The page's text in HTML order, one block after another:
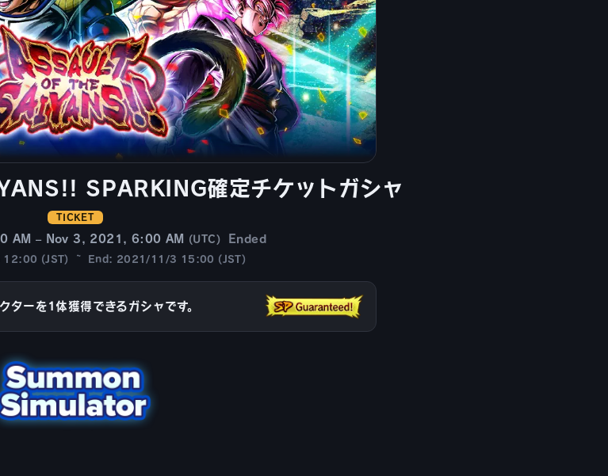
SPARKING確定チケットガシャ
TICKET
AM – Nov 3, 2021, 6:00 AM (UTC) Ended
(JST) ~ End: 2021/11/3 15:00 (JST)
ターを1体獲得できるガシャです。